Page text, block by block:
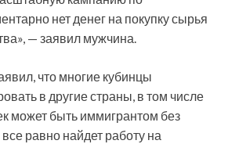
нет денег на покупку сырья
— заявил мужчина.
что многие кубинцы
в другие страны, в том числе
может быть иммигрантом без
равно найдет работу на